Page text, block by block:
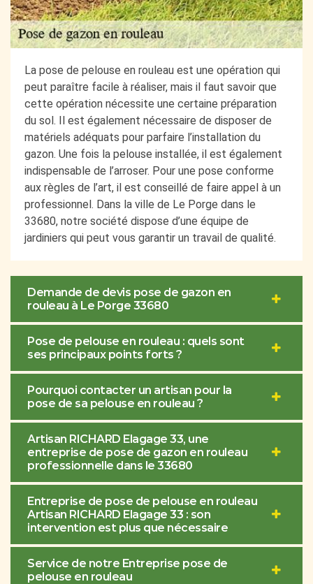
La pose de pelouse en rouleau est une opération qui
peut paraître facile à réaliser, mais il faut savoir que
cette opération nécessite une certaine préparation
du sol. Il est également nécessaire de disposer de
matériels adéquats pour parfaire l’installation du
gazon. Une fois la pelouse installée, il est également
indispensable de l’arroser. Pour une pose conforme
aux règles de l’art, il est conseillé de faire appel à un
professionnel. Dans la ville de Le Porge dans le
33680, notre société dispose d’une équipe de
jardiniers qui peut vous garantir un travail de qualité.
Demande de devis pose de gazon en
rouleau à Le Porge 33680
Pose de pelouse en rouleau : quels sont
ses principaux points forts ?
Pourquoi contacter un artisan pour la
pose de sa pelouse en rouleau ?
Artisan RICHARD Elagage 33, une
entreprise de pose de gazon en rouleau
professionnelle dans le 33680
Entreprise de pose de pelouse en rouleau
Artisan RICHARD Elagage 33 : son
intervention est plus que nécessaire
Service de notre Entreprise pose de
pelouse en rouleau